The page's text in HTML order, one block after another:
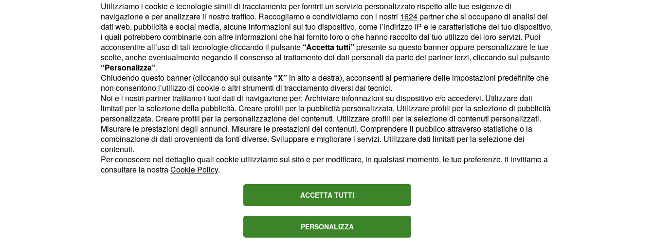
Misure che potrebbero essere inserite nella prossima Legge
di Stabilità 2018assieme ad altri interventi previdenziali
come l'estensione della platea dei beneficiari perl'accesso
Ape Socialee al meccanismo dellaQuota 41,al
riconoscimento dei lavori di cura e assistenza per le
lavoratrici ai fini contributivi e allo stop all'adeguamento dei
requisiti pensionistici all'aspettativa di vita.
Secondo le ipotesi del Ministro Poletti, infatti, ilGoverno
dovrebbe approvare un intervento che possa sgravare il
50
degli oneri al fine di favorire le assunzioni dei giovani ed
incentivare l'occupazione. "Si potrà arrivare anche al 100%
Utilizziamo i cookie e tecnologie simili di tracciamento per fornirti un servizio personalizzato rispetto alle tue esigenze di
navigazione e per analizzare il nostro traffico. Raccogliamo e condividiamo con i nostri 1624partner che si occupano di analisi dei
dati web, pubblicità e social media, alcune informazioni sul tuo dispositivo, come l’indirizzo IP e le caratteristiche del tuo dispositivo,
i quali potrebbero combinarle con altre informazioni che hai fornito loro o che hanno raccolto dal tuo utilizzo dei loro servizi. Puoi
acconsentire all’uso di tali tecnologie cliccando il pulsante “Accetta tutti” presente su questo banner oppure personalizzare le tue
scelte, anche eventualmente negando il consenso al trattamento dei dati personali da parte dei partner terzi, cliccando sul pulsante
“Personalizza”.
Chiudendo questo banner (cliccando sul pulsante “X” in alto a destra), acconsenti al permanere delle impostazioni predefinite che
non consentono l’utilizzo di cookie o altri strumenti di tracciamento diversi dai tecnici.
Noi e i nostri partner trattiamo i tuoi dati di navigazione per: Archiviare informazioni su dispositivo e/o accedervi. Utilizzare dati
limitati per la selezione della pubblicità. Creare profili per la pubblicità personalizzata. Utilizzare profili per la selezione di pubblicità
personalizzata. Creare profili per la personalizzazione dei contenuti. Utilizzare profili per la selezione di contenuti personalizzati.
Misurare le prestazioni degli annunci. Misurare le prestazioni dei contenuti. Comprendere il pubblico attraverso statistiche o la
combinazione di dati provenienti da fonti diverse. Sviluppare e migliorare i servizi. Utilizzare dati limitati per la selezione dei
contenuti.
Per conoscere nel dettaglio quali cookie utilizziamo sul sito e per modificare, in qualsiasi momento, le tue preferenze, ti invitiamo a
consultare la nostraCookie Policy.
ACCETTA TUTTI
PERSONALIZZA